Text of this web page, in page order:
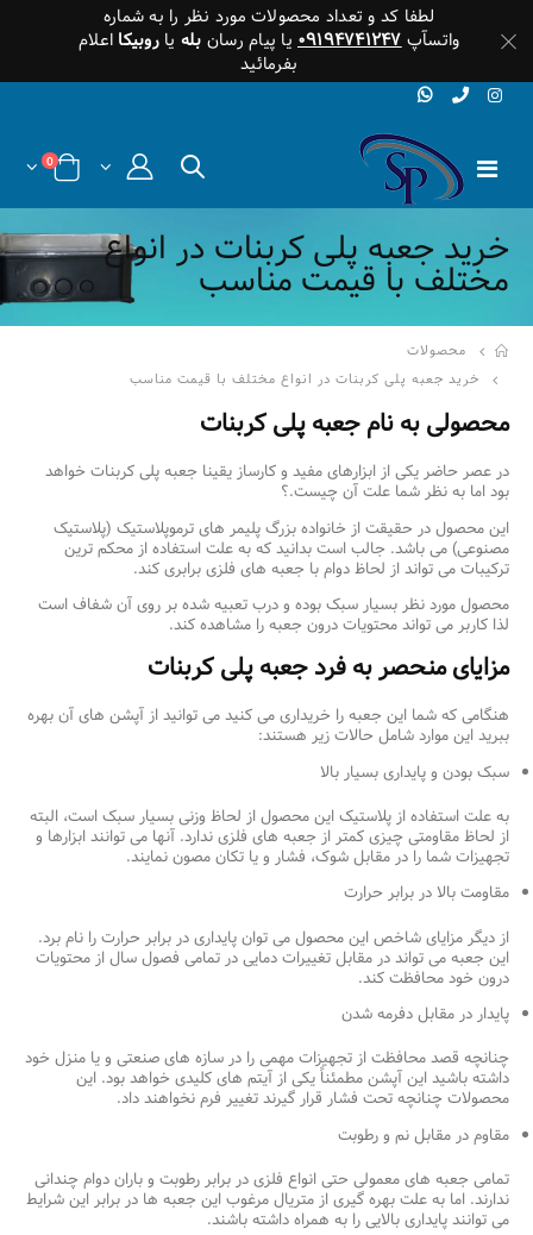
لطفا کد و تعداد محصولات مورد نظر را به شماره
واتسآپ۰۹۱۹۴۷۴۱۲۴۷ یا پیام رسان بله یاروبیکا اعلام
بفرمائید
0
خرید جعبه پلی کربنات در انواع
مختلف با قیمت مناسب
محصولات
خرید جعبه پلی کربنات در انواع مختلف با قیمت مناسب
محصولی به نام جعبه پلی کربنات
در عصر حاضر یکی از ابزارهای مفید و کارساز یقینا جعبه پلی کربنات خواهد
بود اما به نظر شما علت آن چیست.؟
این محصول در حقیقت از خانواده بزرگ پلیمر های ترموپلاستیک (پلاستیک
مصنوعی) می باشد. جالب است بدانید که به علت استفاده از محکم ترین
ترکیبات می تواند از لحاظ دوام با جعبه های فلزی برابری کند.
محصول مورد نظر بسیار سبک بوده و درب تعبیه شده بر روی آن شفاف است
لذا کاربر می‌ تواند محتویات درون جعبه را مشاهده کند.
مزایای منحصر به فرد جعبه پلی کربنات
هنگامی که شما این جعبه را خریداری می کنید می توانید از آپشن های آن بهره
ببرید این موارد شامل حالات زیر هستند:
سبک بودن و پایداری بسیار بالا
به علت استفاده از پلاستیک این محصول از لحاظ وزنی بسیار سبک است، البته
از لحاظ مقاومتی چیزی کمتر از جعبه های فلزی ندارد. آنها می توانند ابزارها و
تجهیزات شما را در مقابل شوک، فشار و یا تکان مصون نمایند.
مقاومت بالا در برابر حرارت
از دیگر مزایای شاخص این محصول می توان پایداری در برابر حرارت را نام برد.
این جعبه می تواند در مقابل تغییرات دمایی در تمامی فصول سال از محتویات
درون خود محافظت کند.
پایدار در مقابل دفرمه شدن
چنانچه قصد محافظت از تجهیزات مهمی را در سازه های صنعتی و یا منزل خود
داشته باشید این آپشن مطمئناً یکی از آیتم های کلیدی خواهد بود. این
محصولات چنانچه تحت فشار قرار گیرند تغییر فرم نخواهند داد.
مقاوم در مقابل نم و رطوبت
تمامی جعبه های معمولی حتی انواع فلزی در برابر رطوبت و باران دوام چندانی
ندارند. اما به علت بهره‌ گیری از متریال مرغوب این جعبه ها در برابر این شرایط
می‌ توانند پایداری بالایی را به همراه داشته باشند.